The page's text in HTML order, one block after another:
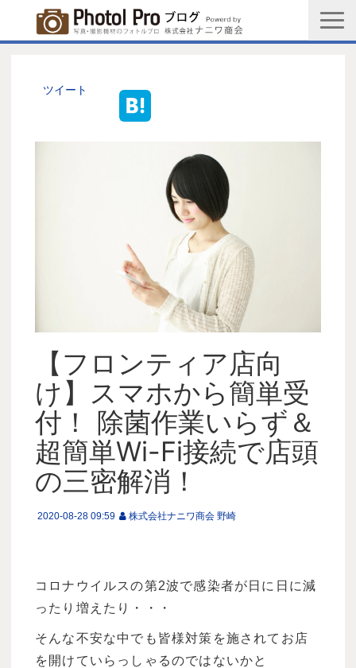
メルマガ登録
PGC新規登録申込み
写真館協会新規登録申込み
お問い合わせ
ツイート
【フロンティア店向
け】スマホから簡単受
付！ 除菌作業いらず＆
超簡単Wi-Fi接続で店頭
の三密解消！
2020-08-28 09:59 株式会社ナニワ商会 野崎
コロナウイルスの第2波で感染者が日に日に減
ったり増えたり・・・
そんな不安な中でも皆様対策を施されてお店
を開けていらっしゃるのではないかと